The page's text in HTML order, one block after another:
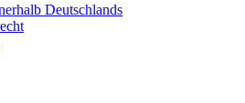
Deutschlands